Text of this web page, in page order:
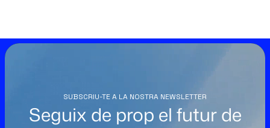
SUBSCRIU-TE A LA NOSTRA NEWSLETTER
Seguix de prop el futur de